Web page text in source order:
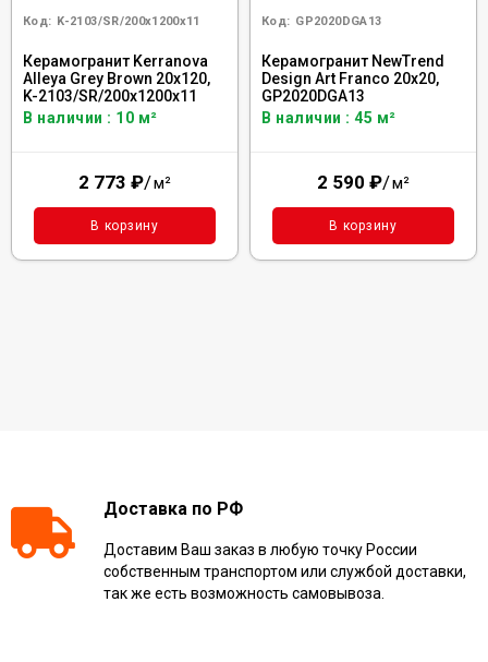
Код: K-2103/SR/200x1200x11
Керамогранит Kerranova
Alleya Grey Brown 20x120,
K-2103/SR/200x1200x11
В наличии : 10 м²
2 773 ₽/м²
В корзину
Код: GP2020DGA13
Керамогранит NewTrend
Design Art Franco 20x20,
GP2020DGA13
В наличии : 45 м²
2 590 ₽/м²
В корзину
Доставка по РФ
Доставим Ваш заказ в любую точку России
собственным транспортом или службой доставки,
так же есть возможность самовывоза.